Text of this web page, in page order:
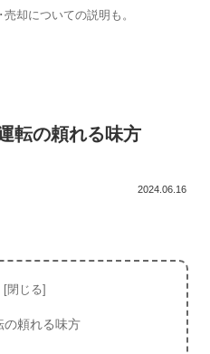
却についての説明も。
転の頼れる味方
2024.06.16
の頼れる味方